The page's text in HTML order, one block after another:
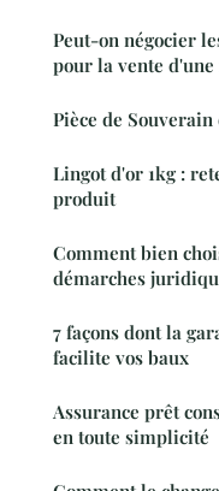
Peut-on négocier
pour la vente d'une
Pièce de
Lingot d'or 1kg :
produit
Comment bien
démarches
7 façons dont la
facilite vos baux
Assurance prêt
en toute simplicité